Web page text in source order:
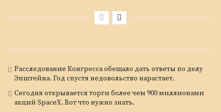
Расследование Конгресса обещало дать ответы по делу
Эпштейна. Год спустя недовольство нарастает.
Сегодня открывается торги более чем 900 миллионами
акций SpaceX. Вот что нужно знать.